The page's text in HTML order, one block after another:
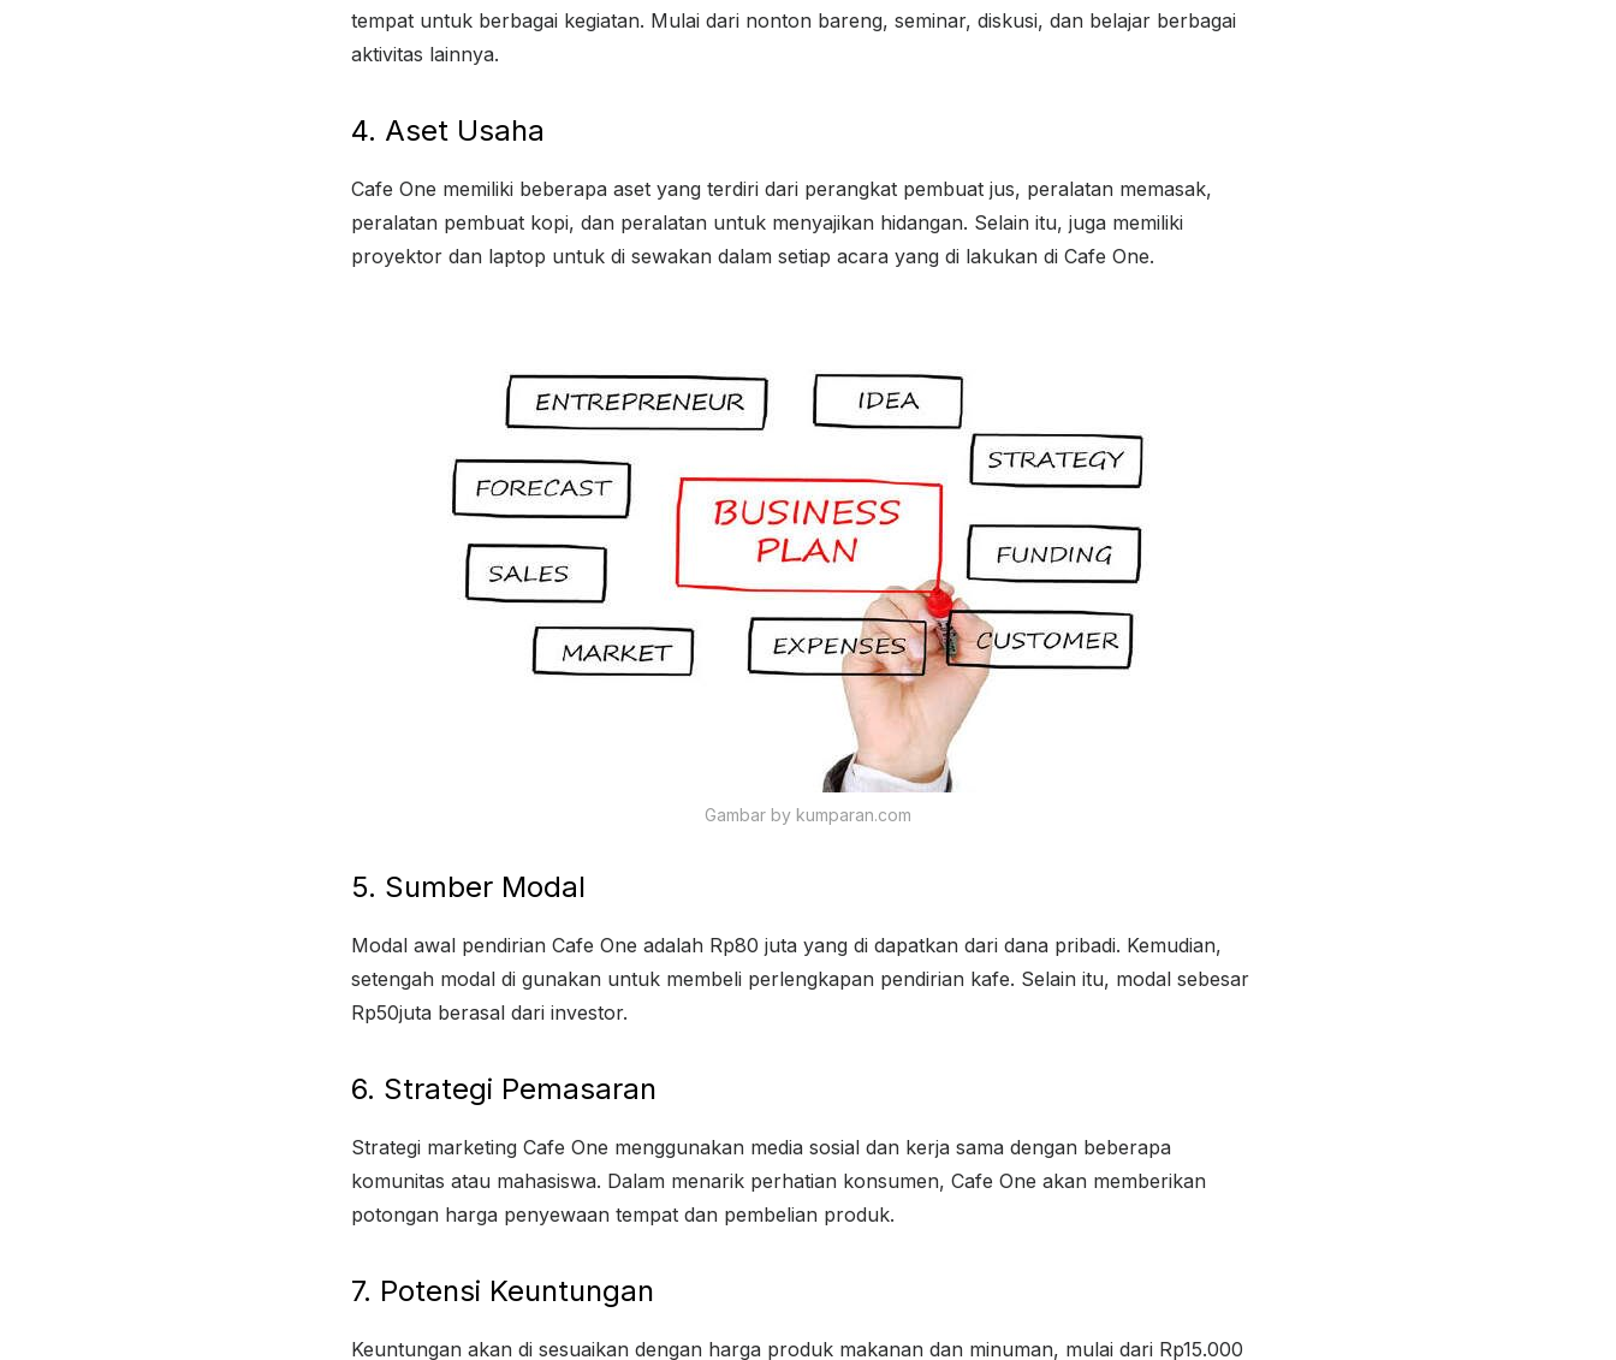
tempat untuk berbagai kegiatan. Mulai dari nonton bareng, seminar, diskusi, dan belajar berbagai
aktivitas lainnya.
4. Aset Usaha
Cafe One memiliki beberapa aset yang terdiri dari perangkat pembuat jus, peralatan memasak,
peralatan pembuat kopi, dan peralatan untuk menyajikan hidangan. Selain itu, juga memiliki
proyektor dan laptop untuk di sewakan dalam setiap acara yang di lakukan di Cafe One.
Gambar by kumparan.com
5. Sumber Modal
Modal awal pendirian Cafe One adalah Rp80 juta yang di dapatkan dari dana pribadi. Kemudian,
setengah modal di gunakan untuk membeli perlengkapan pendirian kafe. Selain itu, modal sebesar
Rp50juta berasal dari investor.
6. Strategi Pemasaran
Strategi marketing Cafe One menggunakan media sosial dan kerja sama dengan beberapa
komunitas atau mahasiswa. Dalam menarik perhatian konsumen, Cafe One akan memberikan
potongan harga penyewaan tempat dan pembelian produk.
7. Potensi Keuntungan
Keuntungan akan di sesuaikan dengan harga produk makanan dan minuman, mulai dari Rp15.000